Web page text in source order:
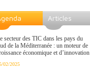
Articles
secteur des TIC dans les pays du
de la Méditerranée : un moteur de
économique et d’innovation
02/2025